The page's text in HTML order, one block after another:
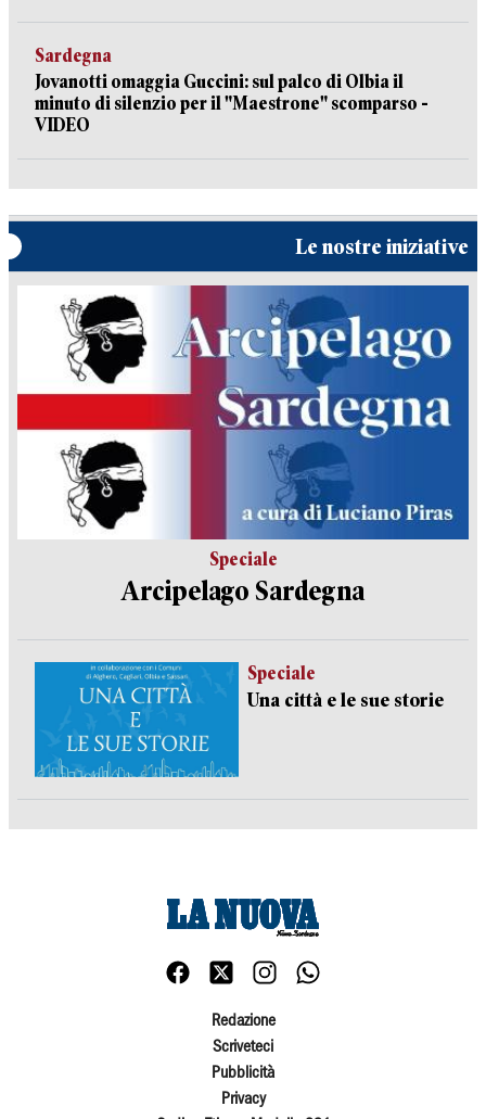
Sardegna
Jovanotti omaggia Guccini: sul palco di Olbia il
minuto di silenzio per il "Maestrone" scomparso -
VIDEO
Le nostre iniziative
Speciale
Arcipelago Sardegna
Speciale
Una città e le sue storie
Redazione
Scriveteci
Pubblicità
Privacy